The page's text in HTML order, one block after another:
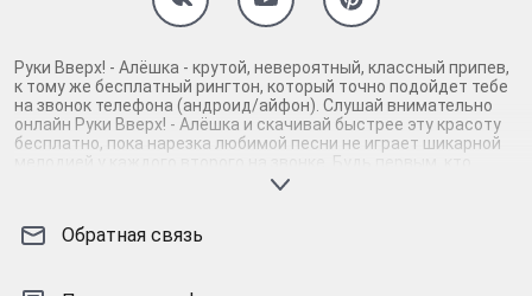
Руки Вверх! - Алёшка - крутой, невероятный, классный припев,
к тому же бесплатный рингтон, который точно подойдет тебе
на звонок телефона (андроид/айфон). Слушай внимательно
онлайн Руки Вверх! - Алёшка и скачивай быстрее эту красоту
бесплатно, пока нарезка любимой песни не играет шикарной
мелодией у каждого второго на звонке. Будь первым, кто
скачает бесплатно сей шедевр музыки и оценит по
нарезку mp3 песни на звонок телефона, ну, или m4r мелодию
Обратная связь